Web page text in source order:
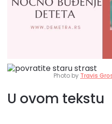
Photo by Travis
U ovom tekstu